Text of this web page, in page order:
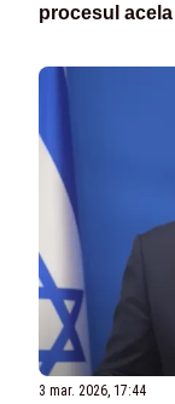
procesul
3 mar. 2026, 17:44